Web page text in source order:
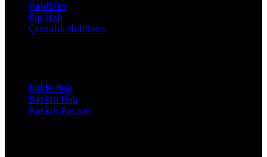
Halıfleks
Rip Halı
Çantalık Halıfleks
Bukle Halı
Baskılı Halı
Baskılı Paspas